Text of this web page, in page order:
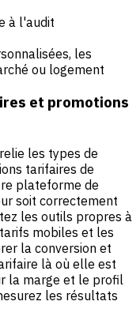
à l'audit
les
ou logement
et promotions
les types de
tarifaires de
plateforme de
soit correctement
les outils propres à
mobiles et les
la conversion et
là où elle est
la marge et le profil
les résultats